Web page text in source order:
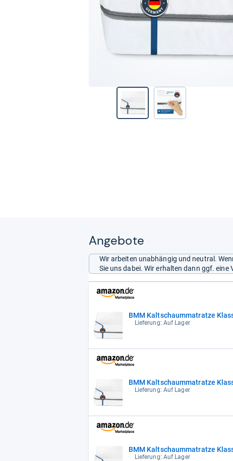
Angebote
Wir arbeiten unabhängig und neutral.
Sie uns dabei. Wir erhalten dann ggf. eine
BMM Kaltschaummatratze
Lieferung: Auf Lager
BMM Kaltschaummatratze
Lieferung: Auf Lager
BMM Kaltschaummatratze
Lieferung: Auf Lager